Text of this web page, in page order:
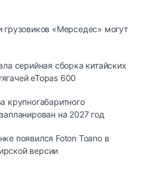
грузовиков «Мерседес» могут
серийная сборка китайских
eTopas 600
крупногабаритного
на 2027 год
появился Foton Toano в
версии